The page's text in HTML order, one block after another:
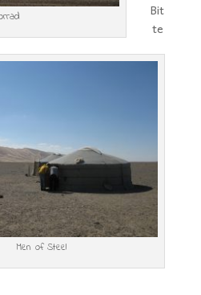
Men of Steel
Bit
te